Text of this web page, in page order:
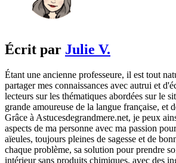
Écrit par Julie V.
Étant une ancienne professeure, il est tout
partager mes connaissances avec autrui et
lecteurs sur les thématiques abordées sur le
grande amoureuse de la langue française, et
Grâce à Astucesdegrandmere.net, je peux
aspects de ma personne avec ma passion
aïeules, toujours pleines de sagesse et de
chaque problème, sa solution pour prendre
intérieur sans produits chimiques, avec des